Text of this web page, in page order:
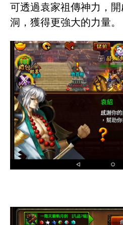
可透過袁家祖傳神力，
洞，獲得更強大的力量。